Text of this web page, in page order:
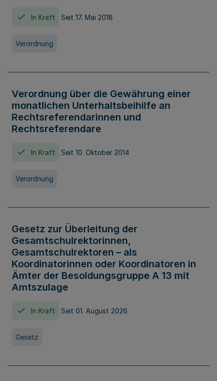
In Kraft Seit 17. Mai 2018
Verordnung
Verordnung über die Gewährung einer
monatlichen Unterhaltsbeihilfe an
Rechtsreferendarinnen und
Rechtsreferendare
In Kraft Seit 10. Oktober 2014
Verordnung
Gesetz zur Überleitung der
Gesamtschulrektorinnen,
Gesamtschulrektoren – als
Koordinatorinnen oder Koordinatoren in
Ämter der Besoldungsgruppe A 13 mit
Amtszulage
In Kraft Seit 01. August 2026
Gesetz